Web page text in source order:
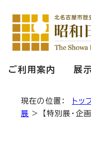
ご利用案内 展
現在の位置： トッ
展 > 【特別展・企